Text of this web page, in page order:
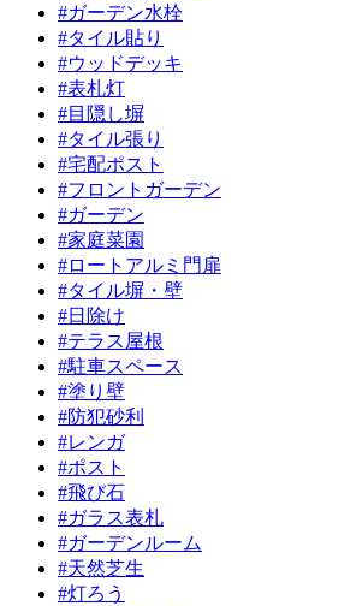
#ガーデン水栓
#タイル貼り
#ウッドデッキ
#表札灯
#目隠し塀
#タイル張り
#宅配ポスト
#フロントガーデン
#ガーデン
#家庭菜園
#ロートアルミ門扉
#タイル塀・壁
#日除け
#テラス屋根
#駐車スペース
#塗り壁
#防犯砂利
#レンガ
#ポスト
#飛び石
#ガラス表札
#ガーデンルーム
#天然芝生
#灯ろう